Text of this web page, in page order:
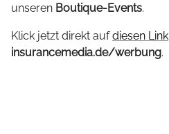
unseren Boutique-Events.
Klick jetzt direkt aufdiesen Link
insurancemedia.de/werbung.